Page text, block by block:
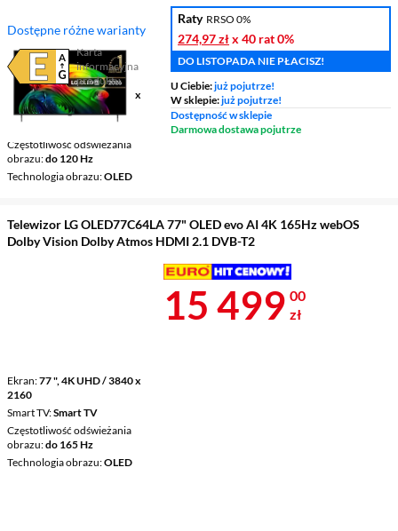
Dostępne różne warianty
Karta
informacyjna
produktu
Plik w formacie pdf
(otworzy się w nowym oknie)
Ekran 77 ", 4K UHD / 3840 x
2160
Smart TV
Częstotliwość odświeżania
obrazu do 120 Hz
Technologia obrazu OLED
Raty RRSO 0%
274,97 złx 40 rat0%
DO LISTOPADA NIE PŁACISZ!
U Ciebie:już pojutrze!
W sklepie:już pojutrze!
Dostępność w sklepie
Darmowa dostawa pojutrze
Telewizor LG OLED77C64LA 77" OLED evo AI 4K 165Hz webOS
Dolby Vision Dolby Atmos HDMI 2.1 DVB-T2
Ekran 77 ", 4K UHD / 3840 x
2160
Smart TV Smart TV
Częstotliwość odświeżania
obrazu do 165 Hz
Technologia obrazu OLED
Cena 15 499
15 499 00
zł